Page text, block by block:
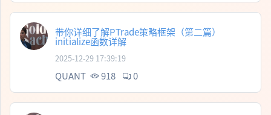
带你详细了解PTrade策略框架（第二篇）
initialize函数详解
2025-12-29 17:39:19
QUANT 918 0